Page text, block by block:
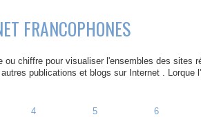
FRANCOPHONES
chiffre pour visualiser l'ensembles des sites
publications et blogs sur Internet . Lorque
4 5 6